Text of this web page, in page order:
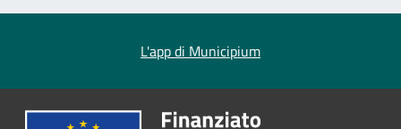
L'app di Municipium